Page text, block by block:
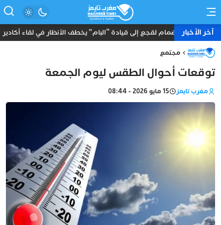
آخر الأخبارانضمام لقجع إلى قيادة “البام” يخطف الأنظار في لقاء أكادير
مجتمع
توقعات أحوال الطقس ليوم الجمعة
مغرب تايمز 15 مايو 2026 - 08:44